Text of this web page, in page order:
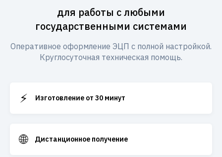
для работы с любыми
государственными системами
Оперативное оформление ЭЦП с полной настройкой.
Круглосуточная техническая помощь.
⚡ Изготовление от 30 минут
🌐 Дистанционное получение